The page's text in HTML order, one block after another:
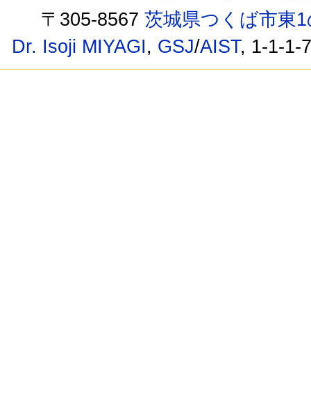
〒305-8567茨城県つくば市東
Dr. Isoji MIYAGI, GSJ/AIST, 1-1-1-